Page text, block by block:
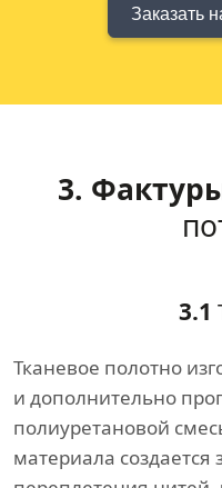
Заказать
3.
3.1
Тканевое полотно
и дополнительно
полиуретановой
материала создается